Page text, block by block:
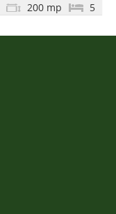
5
200 mp